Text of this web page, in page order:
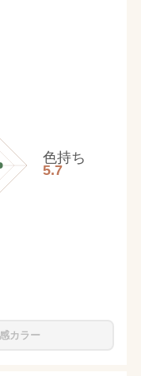
色持ち
5.7
カラー